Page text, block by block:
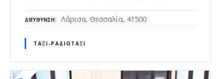
ΔΙΕΎΘΥΝΣΗ Λάρισα, Θεσσαλία, 41500
ΤΑΞΊ-ΡΑΔΙΟΤΑΞΊ